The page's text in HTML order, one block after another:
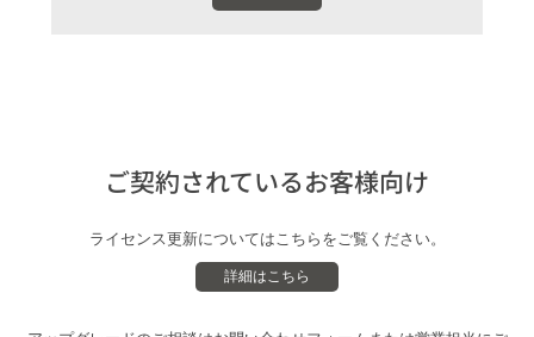
ご契約されているお客様向け
ライセンス更新についてはこちらをご覧ください。
詳細はこちら